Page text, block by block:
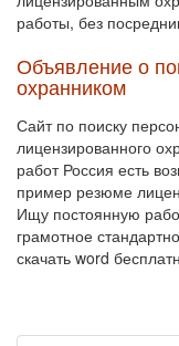
работы, без
Объявление о
охранником
Сайт по поиску
лицензированного
работ Россия есть
пример резюме
Ищу постоянную
грамотное
скачать word